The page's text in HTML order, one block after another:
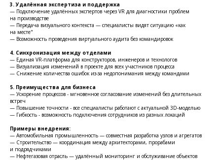
3. Удалённая экспертиза и поддержка
— Подключение удалённых экспертов через VR для диагностики проблем
на производстве
— Передача визуального контекста — специалисты видят ситуацию «как
на месте"
— Возможность проведения виртуального аудита без командировок
4. Синхронизация между отделами
— Единая VR-платформа для конструкторов, инженеров и технологов
— Визуализация изменений в проекте для всех участников процесса
— Снижение количества ошибок из-за недопонимания между командами
5. Преимущества для бизнеса
— Ускорение процессов - мгновенное согласование изменений без длительных
встреч
— Повышение точности - все специалисты работают с актуальной 3D-моделью
— Гибкость - возможность подключения сотрудников из разных локаций
Примеры внедрения:
— Автомобильная промышленность — совместная разработка узлов и агрегатов
— Строительство — координация между архитекторами, прорабами
и подрядчиками
— Нефтегазовая отрасль — удалённый мониторинг и обслуживание объектов